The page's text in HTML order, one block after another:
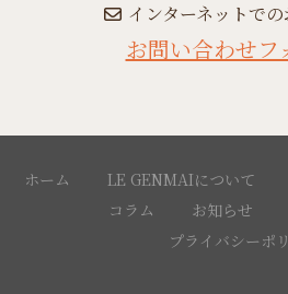
インターネットで
お問い合わせフ
ホーム LE GENMAIについて
コラム
お知らせ
プライバシーポ